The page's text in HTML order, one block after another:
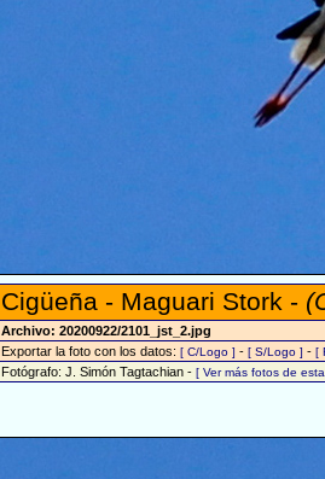
Cigüeña - Maguari Stork -
Archivo: 20200922/2101_jst_2.jpg
Exportar la foto con los datos: [ C/Logo ] - [ S/Logo ] - [
Fotógrafo: J. Simón Tagtachian - [ Ver más fotos de